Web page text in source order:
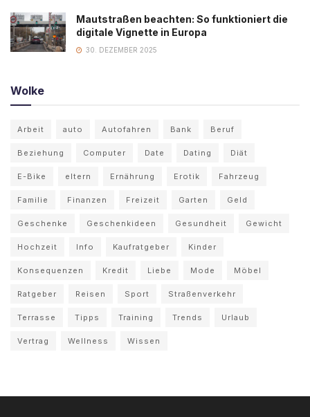
Mautstraßen beachten: So funktioniert die
digitale Vignette in Europa
30. DEZEMBER 2025
Wolke
Arbeit auto Autofahren Bank Beruf
Beziehung Computer Date Dating Diät
E-Bike eltern Ernährung Erotik Fahrzeug
Familie Finanzen Freizeit Garten Geld
Geschenke Geschenkideen Gesundheit Gewicht
Hochzeit Info Kaufratgeber Kinder
Konsequenzen Kredit Liebe Mode Möbel
Ratgeber Reisen Sport Straßenverkehr
Terrasse Tipps Training Trends Urlaub
Vertrag Wellness Wissen